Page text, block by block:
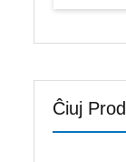
Ĉiuj